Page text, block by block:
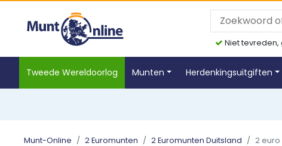
Niet tevreden,
Tweede Wereldoorlog Munten Herdenkingsuitgiften
Munt-Online 2 Euromunten 2 Euromunten Duitsland 2 euro